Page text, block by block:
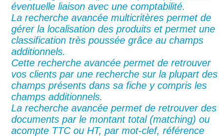
éventuelle liaison avec une comptabilité.
La recherche avancée multicritères permet de
gérer la localisation des produits et permet une
classification très poussée grâce au champs
additionnels.
Cette recherche avancée permet de retrouver
vos clients par une recherche sur la plupart des
champs présents dans sa fiche y compris les
champs additionnels.
La recherche avancée permet de retrouver des
documents par le montant total (matching) ou
acompte TTC ou HT, par mot-clef, référence